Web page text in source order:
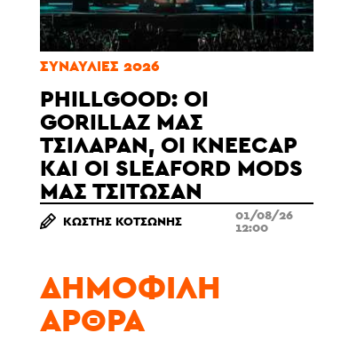
ΣΥΝΑΥΛΊΕΣ 2026
PHILLGOOD: ΟΙ
GORILLAZ ΜΆΣ
ΤΣΊΛΑΡΑΝ, ΟΙ KNEECAP
ΚΑΙ ΟΙ SLEAFORD MODS
ΜΆΣ ΤΣΊΤΩΣΑΝ
ΚΩΣΤΉΣ ΚΟΤΣΏΝΗΣ 01/08/26
12:00
ΔΗΜΟΦΙΛΉ
ΆΡΘΡΑ